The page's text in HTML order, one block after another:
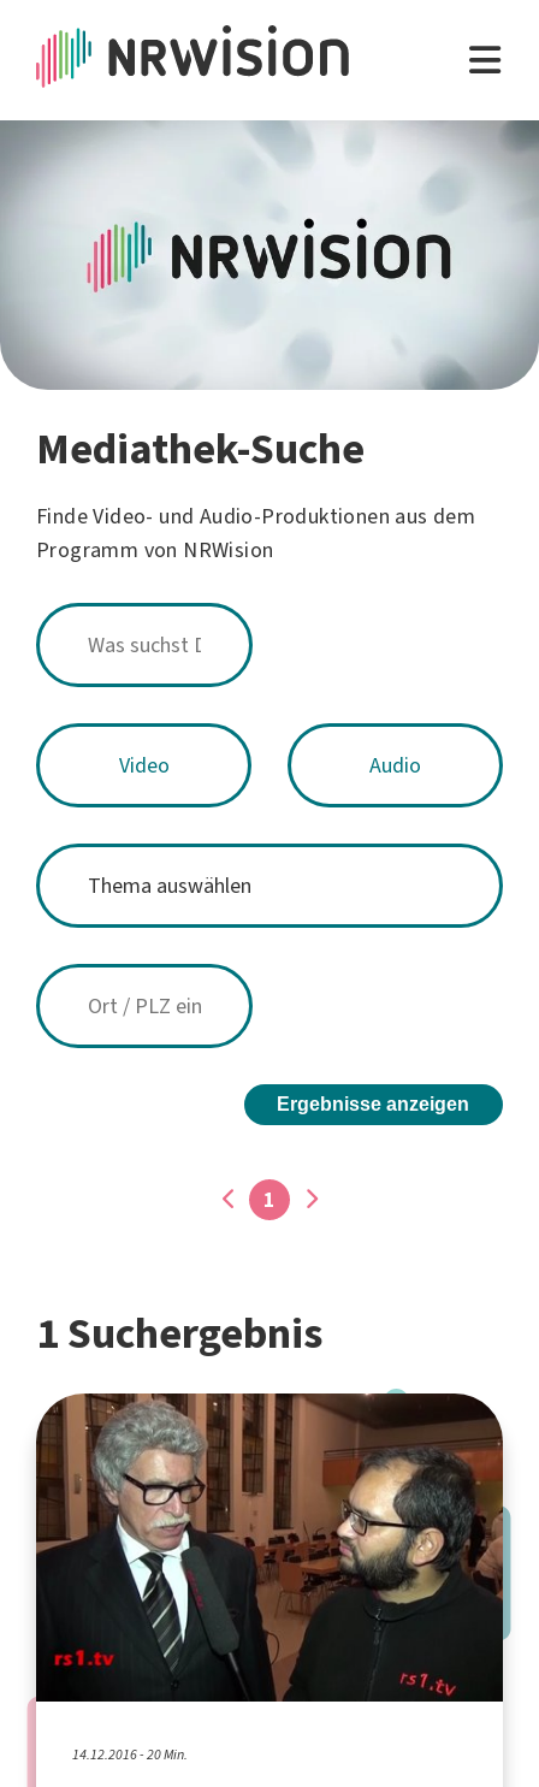
Mediathek-Suche
Finde Video- und Audio-Produktionen aus dem
Programm von NRWision
Video Audio
Ergebnisse anzeigen
1
1 Suchergebnis
14.12.2016 - 20 Min.